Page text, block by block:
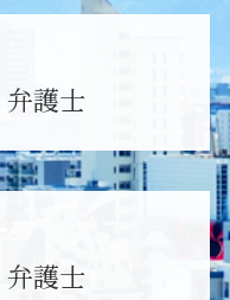
弁護士
弁護士